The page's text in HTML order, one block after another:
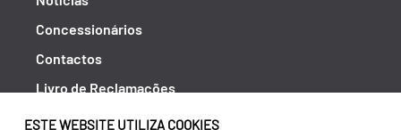
ESTE WEBSITE UTILIZA COOKIES
Concessionários
Contactos
Livro de Reclamações
Política de Privacidade